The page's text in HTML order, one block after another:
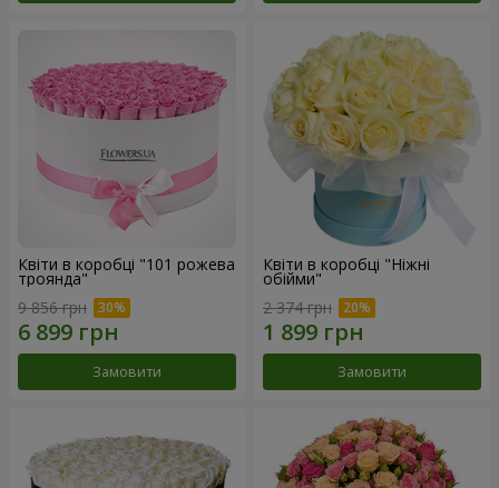
Квіти в коробці "101 рожева
троянда"
9 856 грн
Замовити
Квіти в коробці "Ніжні
обійми"
2 374 грн
Замовити